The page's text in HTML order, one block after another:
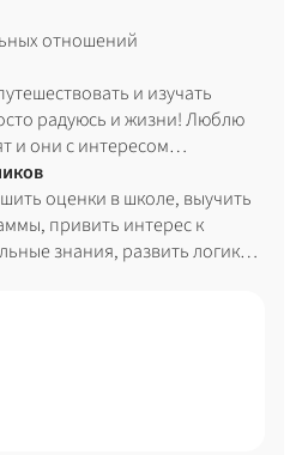
отношений
и изучать
и жизни! Люблю
и они с интересом
обучения. Работала в
саду и тренинг центре. Со
и полезно. Мне нравится
песенки, а также
на английском. И мне
английский язык
Я с удовольствием им в
оценки в школе, выучить
привить интерес к
знания, развить логику и